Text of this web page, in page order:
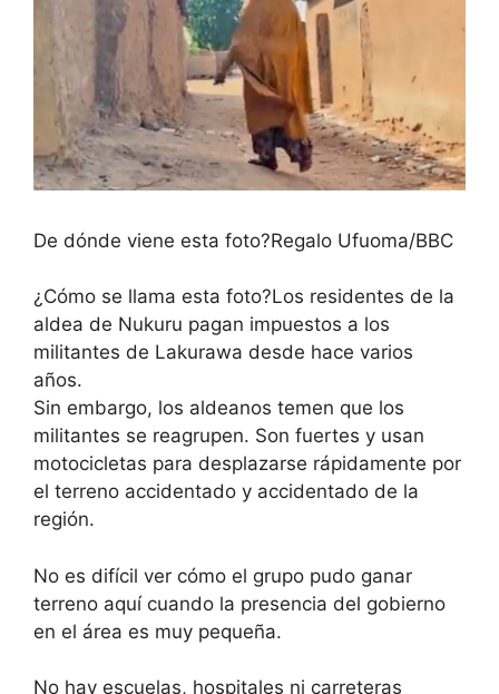
De dónde viene esta foto?Regalo Ufuoma/BBC
¿Cómo se llama esta foto?Los residentes de la
aldea de Nukuru pagan impuestos a los
militantes de Lakurawa desde hace varios
años.
Sin embargo, los aldeanos temen que los
militantes se reagrupen. Son fuertes y usan
motocicletas para desplazarse rápidamente por
el terreno accidentado y accidentado de la
región.
No es difícil ver cómo el grupo pudo ganar
terreno aquí cuando la presencia del gobierno
en el área es muy pequeña.
No hay escuelas, hospitales ni carreteras